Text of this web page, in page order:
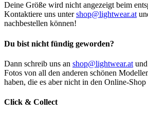
Deine Größe wird nicht angezeigt beim
Kontaktiere uns untershop@lightwear.at
nachbestellen können!
Du bist nicht fündig geworden?
Dann schreib uns an shop@lightwear.at
Fotos von all den anderen schönen
haben, die es aber nicht in den Online-
Click & Collect